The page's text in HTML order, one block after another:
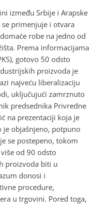
između Srbije i Arapske
se primenjuje i otvara
robe na jedno od
Prema informacijama
gotovo 50 odsto
proizvoda je
najveću liberalizaciju
uključujući zamrznuto
predsednika Privredne
na prezentaciji koja je
je objašnjeno, potpuno
se postepeno, tokom
od 90 odsto
proizvoda biti u
donosi i
procedure,
u trgovini. Pored toga,